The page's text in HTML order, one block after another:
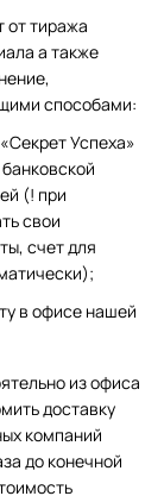
от тиража
а также
способами:
Успеха»
(! при
свои
счет для
в офисе нашей
из офиса
доставку
компаний
до конечной